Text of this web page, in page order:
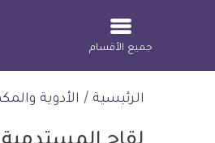
جميع الأقسام
الرئيسية / الأدوية